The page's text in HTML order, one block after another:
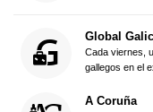
Global
Cada viernes,
gallegos en el
A Coruña